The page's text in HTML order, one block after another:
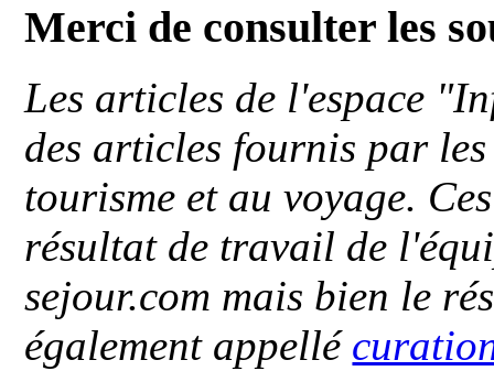
Merci de consulter les
Les articles de l'espace
des articles fournis par
tourisme et au voyage.
résultat de travail de
sejour.com mais bien le
également appellé